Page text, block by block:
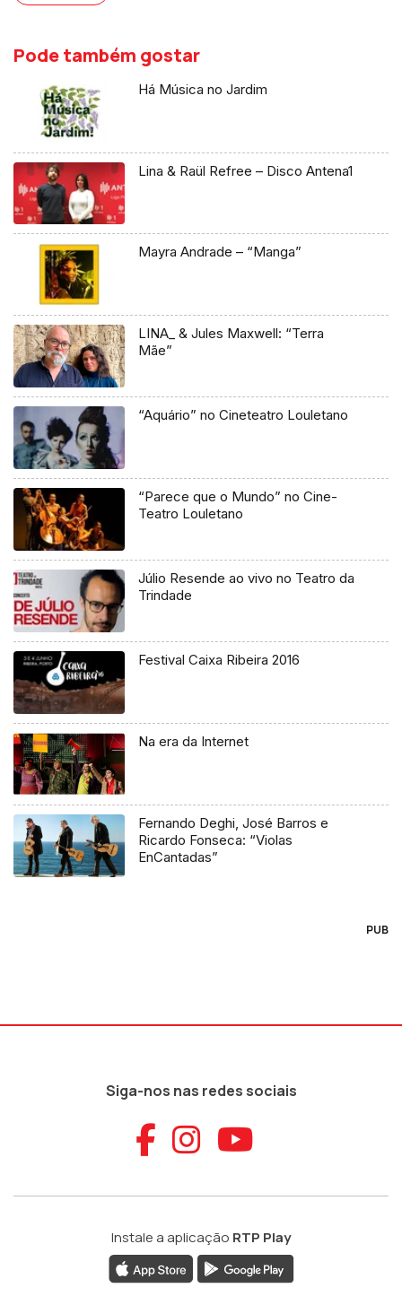
Pode também gostar
Há Música no Jardim
Lina & Raül Refree – Disco Antena1
Mayra Andrade – “Manga”
LINA_ & Jules Maxwell: “Terra
Mãe”
“Aquário” no Cineteatro Louletano
“Parece que o Mundo” no Cine-
Teatro Louletano
Júlio Resende ao vivo no Teatro da
Trindade
Festival Caixa Ribeira 2016
Na era da Internet
Fernando Deghi, José Barros e
Ricardo Fonseca: “Violas
EnCantadas”
PUB
Siga-nos nas redes sociais
Aceder ao
Aceder ao
Aceder
Instale a aplicação RTP Play